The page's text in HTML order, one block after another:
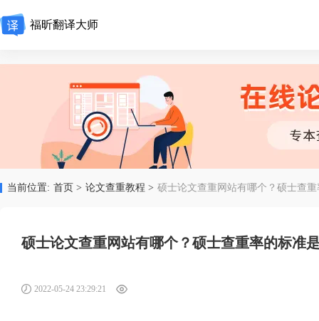
福昕翻译大师
当前位置: 首页 > 论文查重教程 > 硕士论文查重网站有哪个？硕士查
硕士论文查重网站有哪个？硕士查重率的标准
2022-05-24 23:29:21